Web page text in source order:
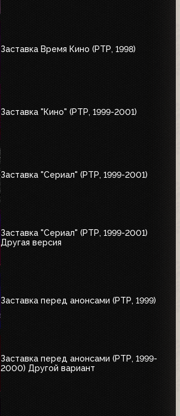
Заставка Время Кино (РТР, 1998)
Заставка "Кино" (РТР, 1999-2001)
Заставка "Сериал" (РТР, 1999-2001)
Заставка "Сериал" (РТР, 1999-2001)
Другая версия
Заставка перед анонсами (РТР, 1999)
Заставка перед анонсами (РТР, 1999-
2000) Другой вариант